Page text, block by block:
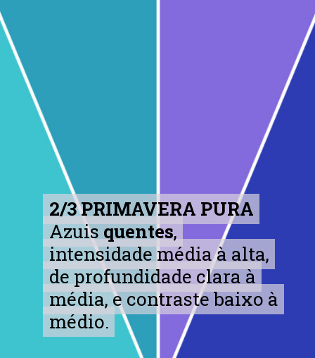
2/3 PRIMAVERA PURA
Azuisquentes,
intensidade média à alta,
de profundidade clara à
média, e contraste baixo à
médio.
2/3 PRIMAVERA PURA
Azuisquentes,
intensidade média à alta,
de profundidade clara à
média, e contraste baixo à
médio.